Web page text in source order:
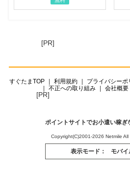
[PR]
すぐたまTOP 利用規約 プライバシーポ
不正への取り組み
会社概要
[PR]
ポイントサイトでお小遣い稼ぎ
Copyright(C)2001-2026 Netmile All
表示モード： モバイ